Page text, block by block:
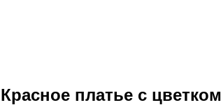
Красное платье с цветком